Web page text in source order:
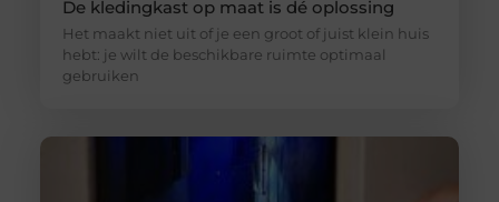
De kledingkast op maat is dé oplossing
Het maakt niet uit of je een groot of juist klein huis
hebt: je wilt de beschikbare ruimte optimaal
gebruiken